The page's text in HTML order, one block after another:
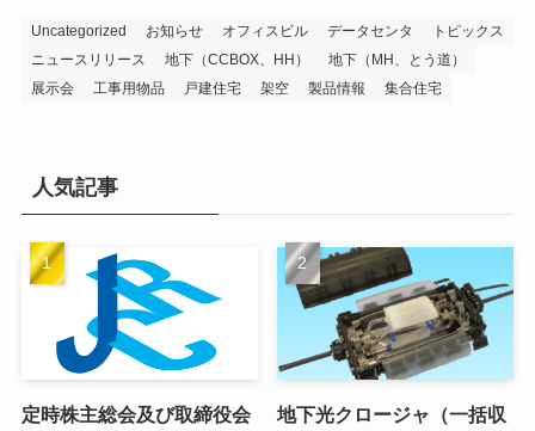
Uncategorized お知らせ オフィスビル データセンタ
トピックス
ニュースリリース
地下（CCBOX、HH）
地下（MH、とう道）
展示会
工事用物品 戸建住宅 架空 製品情報 集合住宅
人気記事
定時株主総会及び取締役会 地下光クロージャ（一括収